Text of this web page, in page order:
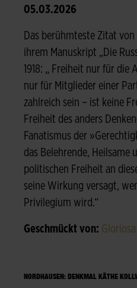
05.03.2026
Das berühmteste Zitat
ihrem Manuskript „Die
1918: „ Freiheit nur für die
nur für Mitglieder einer
zahlreich sein – ist keine
Freiheit des anders
Fanatismus der
das Belehrende, Heilsame
politischen Freiheit an
seine Wirkung versagt,
Privilegium wird.“
Geschmückt von:
NORDHAUSEN: DENKMAL KÄTHE